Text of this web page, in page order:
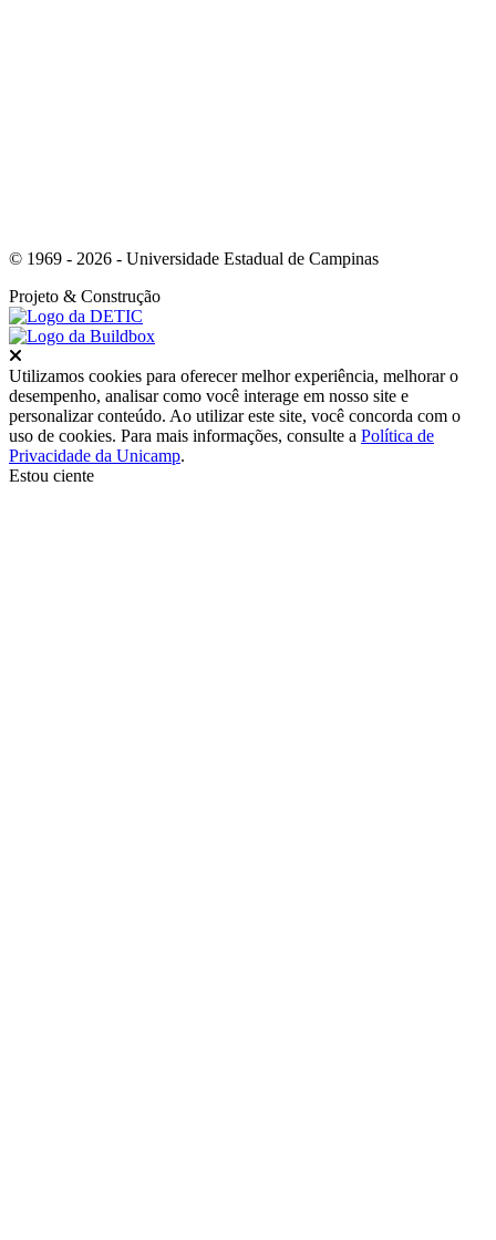
© 1969 - 2026 - Universidade Estadual de Campinas
Projeto & Construção
Utilizamos cookies para oferecer melhor experiência, melhorar o
desempenho, analisar como você interage em nosso site e
personalizar conteúdo. Ao utilizar este site, você concorda com o
uso de cookies. Para mais informações, consulte a Política de
Privacidade da Unicamp.
Estou ciente